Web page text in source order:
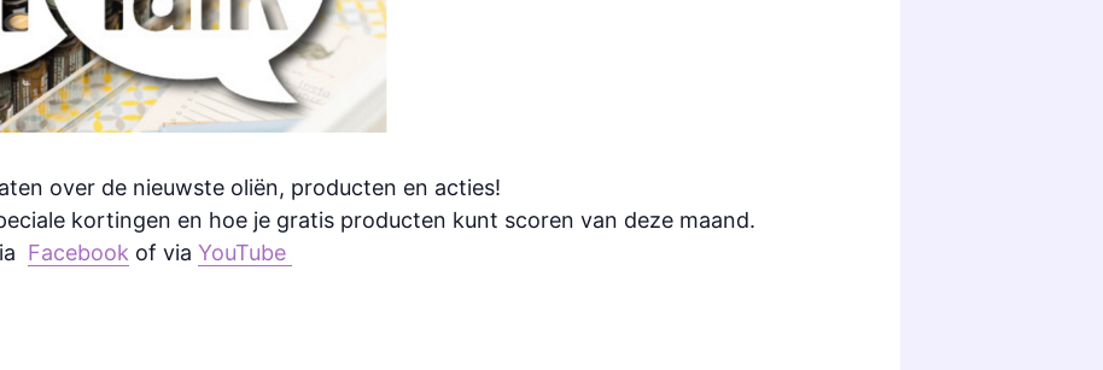
over de nieuwste oliën, producten en acties!
kortingen en hoe je gratis producten kunt scoren van deze maand.
Facebook of via YouTube